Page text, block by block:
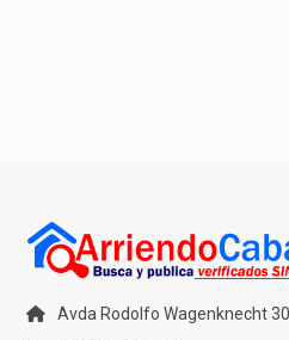
Avda Rodolfo Wagenknecht